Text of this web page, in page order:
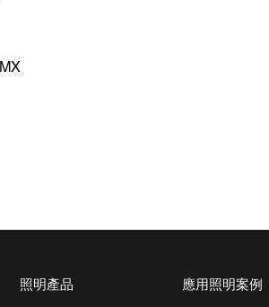
照明產品 應用照明案例